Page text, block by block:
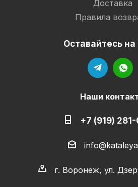
Доставка
Правила
Оставайтесь на
Наши
+7 (919)
г. Воронеж, ул.